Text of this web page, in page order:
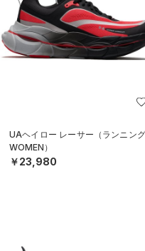
UAヘイロー レーサー（ランニン
WOMEN）
￥23,980